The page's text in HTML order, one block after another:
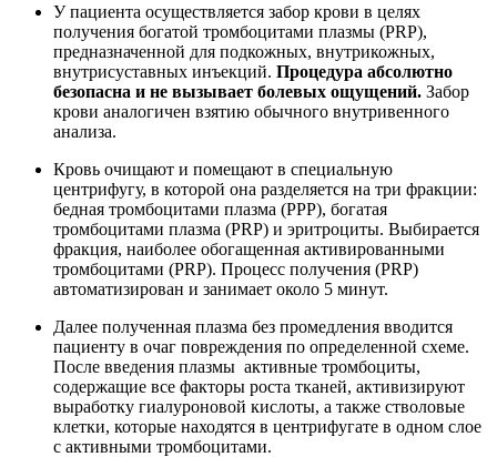
У пациента осуществляется забор крови в целях
получения богатой тромбоцитами плазмы (PRP),
предназначенной для подкожных, внутрикожных,
внутрисуставных инъекций. Процедура абсолютно
безопасна и не вызывает болевых ощущений. Забор
крови аналогичен взятию обычного внутривенного
анализа.
Кровь очищают и помещают в специальную
центрифугу, в которой она разделяется на три фракции:
бедная тромбоцитами плазма (PPP), богатая
тромбоцитами плазма (PRP) и эритроциты. Выбирается
фракция, наиболее обогащенная активированными
тромбоцитами (PRP). Процесс получения (PRP)
автоматизирован и занимает около 5 минут.
Далее полученная плазма без промедления вводится
пациенту в очаг повреждения по определенной схеме.
После введения плазмы активные тромбоциты,
содержащие все факторы роста тканей, активизируют
выработку гиалуроновой кислоты, а также стволовые
клетки, которые находятся в центрифугате в одном слое
с активными тромбоцитами.